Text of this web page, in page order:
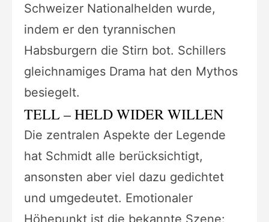
Schweizer Nationalhelden wurde,
indem er den tyrannischen
Habsburgern die Stirn bot. Schillers
gleichnamiges Drama hat den Mythos
besiegelt.
TELL – HELD WIDER WILLEN
Die zentralen Aspekte der Legende
hat Schmidt alle berücksichtigt,
ansonsten aber viel dazu gedichtet
und umgedeutet. Emotionaler
Höhepunkt ist die bekannte Szene: